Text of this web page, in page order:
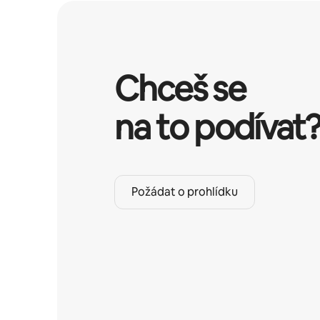
Chceš se
na to
Požádat o prohlídku